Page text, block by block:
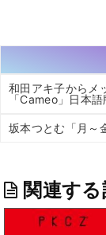
和田アキ子からメ
「Cameo」日本
坂本つとむ「月～
関連す